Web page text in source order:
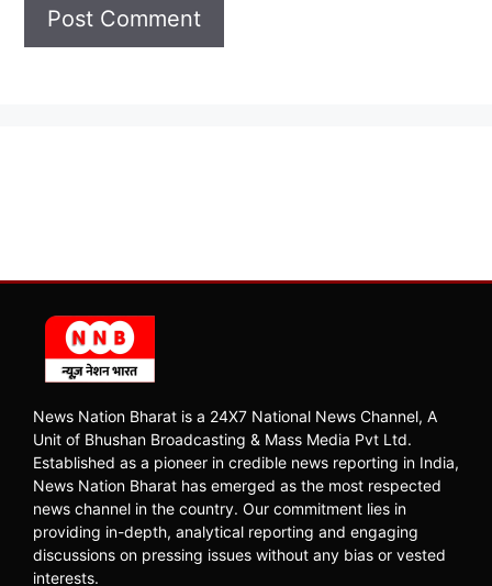
News Nation Bharat is a 24X7 National News Channel, A
Unit of Bhushan Broadcasting & Mass Media Pvt Ltd.
Established as a pioneer in credible news reporting in India,
News Nation Bharat has emerged as the most respected
news channel in the country. Our commitment lies in
providing in-depth, analytical reporting and engaging
discussions on pressing issues without any bias or vested
interests.